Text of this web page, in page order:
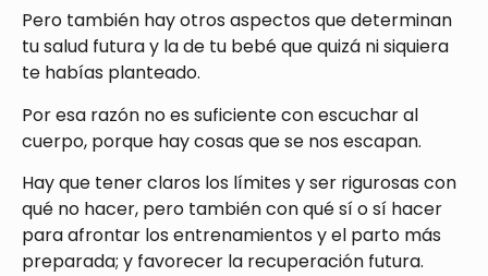
Pero también hay otros aspectos que determinan
tu salud futura y la de tu bebé que quizá ni siquiera
te habías planteado.
Por esa razón no es suficiente con escuchar al
cuerpo, porque hay cosas que se nos escapan.
Hay que tener claros los límites y ser rigurosas con
qué no hacer, pero también con qué sí o sí hacer
para afrontar los entrenamientos y el parto más
preparada; y favorecer la recuperación futura.